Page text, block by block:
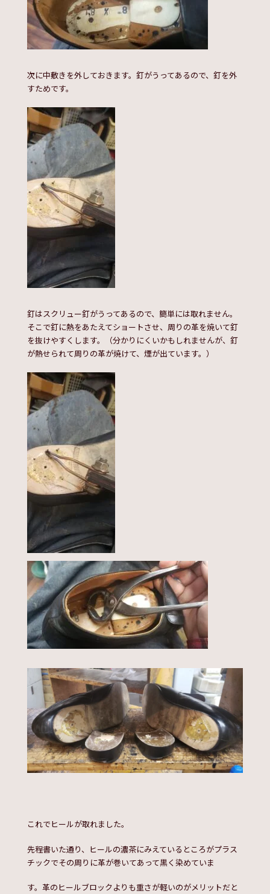
次に中敷きを外しておきます。釘がうってあるので、釘を外
すためです。
釘はスクリュー釘がうってあるので、簡単には取れません。
そこで釘に熱をあたえてショートさせ、周りの革を焼いて釘
を抜けやすくします。（分かりにくいかもしれませんが、釘
が熱せられて周りの革が焼けて、煙が出ています。）
これでヒールが取れました。
先程書いた通り、ヒールの濃茶にみえているところがプラス
チックでその周りに革が巻いてあって黒く染めていま
す。革のヒールブロックよりも重さが軽いのがメリットだと